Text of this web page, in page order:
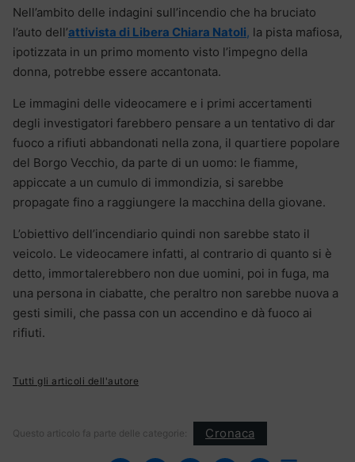
Nell’ambito delle indagini sull’incendio che ha bruciato
l’auto dell’attivista di Libera Chiara Natoli, la pista mafiosa,
ipotizzata in un primo momento visto l’impegno della
donna, potrebbe essere accantonata.
Le immagini delle videocamere e i primi accertamenti
degli investigatori farebbero pensare a un tentativo di dar
fuoco a rifiuti abbandonati nella zona, il quartiere popolare
del Borgo Vecchio, da parte di un uomo: le fiamme,
appiccate a un cumulo di immondizia, si sarebbe
propagate fino a raggiungere la macchina della giovane.
L’obiettivo dell’incendiario quindi non sarebbe stato il
veicolo. Le videocamere infatti, al contrario di quanto si è
detto, immortalerebbero non due uomini, poi in fuga, ma
una persona in ciabatte, che peraltro non sarebbe nuova a
gesti simili, che passa con un accendino e dà fuoco ai
rifiuti.
Tutti gli articoli dell'autore
Questo articolo fa parte delle categorie: Cronaca